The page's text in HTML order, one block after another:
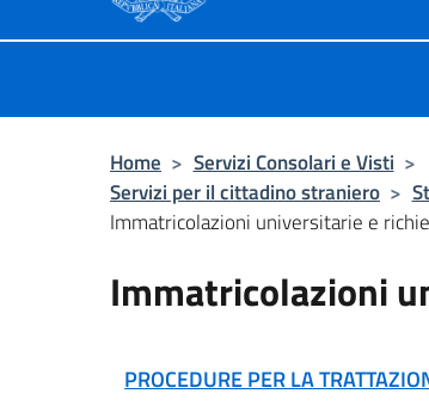
Home > Servizi Consolari e Visti >
Servizi per il cittadino straniero >
Immatricolazioni universitarie e
Immatricolazioni
PROCEDURE PER LA